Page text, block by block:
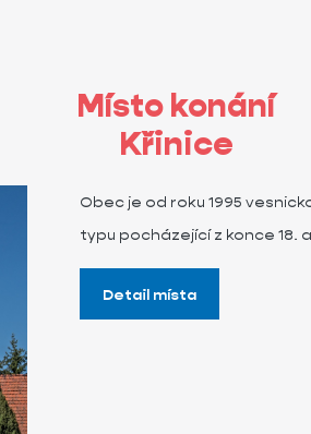
Místo konání
Křinice
Obec je od roku 1995
typu pocházející z konce 18.
Detail místa